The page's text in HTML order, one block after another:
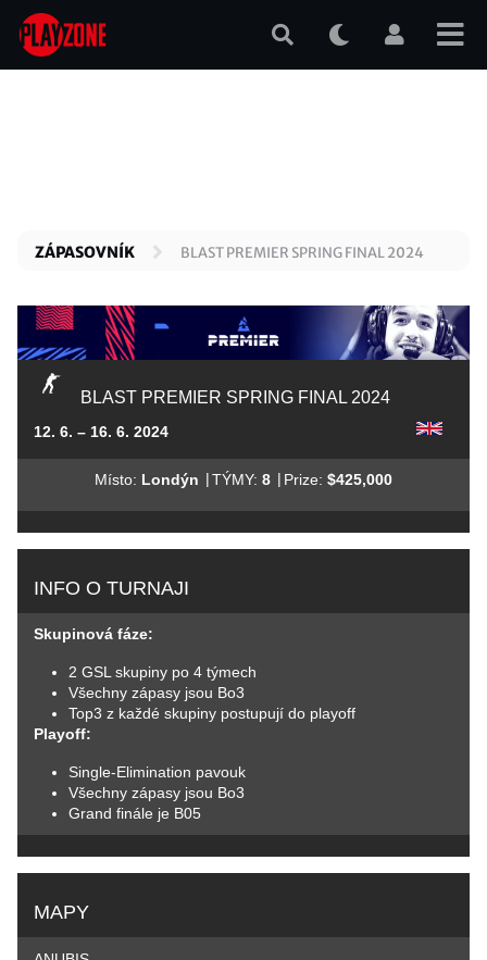
Přejít
hlavnímu
ZÁPASOVNÍK BLAST PREMIER SPRING FINAL 2024
BLAST PREMIER SPRING FINAL 2024
12. 6. – 16. 6. 2024
Místo: Londýn |TÝMY: 8 | Prize: $425,000
INFO O TURNAJI
Skupinová fáze:
2 GSL skupiny po 4 týmech
Všechny zápasy jsou Bo3
Top3 z každé skupiny postupují do playoff
Playoff:
Single-Elimination pavouk
Všechny zápasy jsou Bo3
Grand finále je B05
MAPY